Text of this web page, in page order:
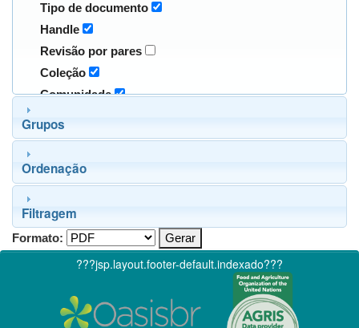
Tipo de documento
Handle
Revisão por pares
Coleção
Comunidade
Grupos
Ordenação
Filtragem
Formato:
???jsp.layout.footer-default.indexado???